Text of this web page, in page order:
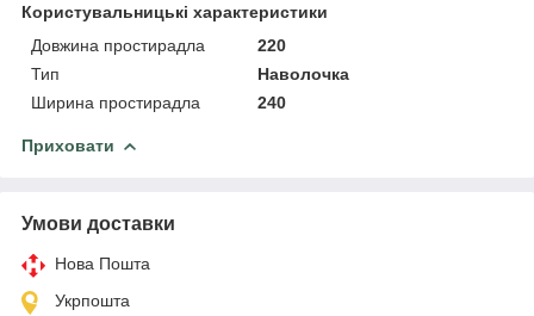
Користувальницькі характеристики
Довжина простирадла
220
Тип
Наволочка
Ширина простирадла
240
Приховати
Умови доставки
Нова Пошта
Укрпошта